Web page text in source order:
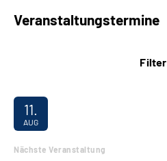
Veranstaltungstermine
Filter
Nächste Veranstaltung
11.
AUG